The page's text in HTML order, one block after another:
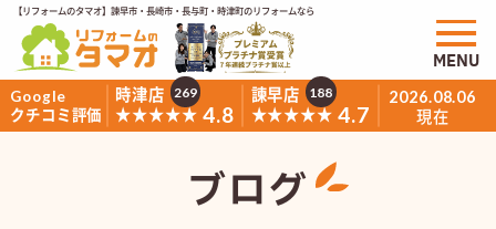
【リフォームのタマオ】諫早市・長崎市・長与町・時津町のリフォームなら
Google
クチコミ評価
時津店
★★★★★ 4.8
269
諫早店
★★★★★ 4.7
188 2026.08.06
現在
MENU
ブログ